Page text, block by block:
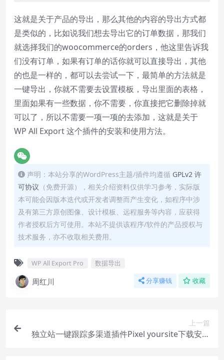
这就是关于产品的导出，那么其他的内容的导出方式都
是类似的，比如说我们想去导出它的订单数据，那我们
就选择我们的woocommerce的orders，他这里告诉我
们没有订单，如果有订单的话你就可以直接导出，其他
的也是一样的，都可以去尝试一下，最简单的方法就是
一键导出，你就不需要去设置模板，导出里面的表格，
里面如果有一些数据，你不需要，你直接把它删除掉就
可以了，所以不需要一项一项的去添加，这就是关于
WP All Export 这个插件的安装和使用方法。
声明：本站分享的WordPress主题/插件均遵循 GPLv2 许
可协议 （免费开源），相关介绍资料仅供学习参考，实际版
本可能会因版本迭代或开发者调整而产生变化，如程序中涉
及有第三方原创图像、设计模板、远程服务等内容，应获得
作者授权后方可使用。本站不提供该程序/软件的产品授权与
技术服务，亦不收取相关费用。
WP All Export Pro 数据导出
周红川 分享赚钱 收藏
上一篇
独立站一键跟踪多渠道插件Pixel yoursite下载安装